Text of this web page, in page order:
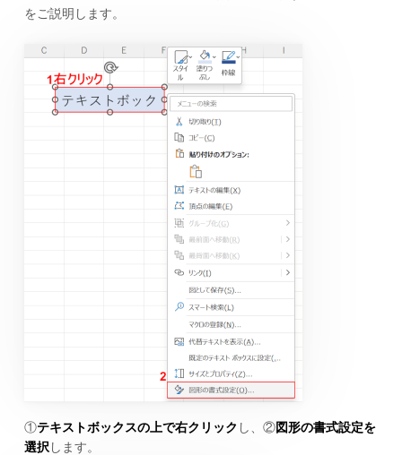
をご説明します。
①テキストボックスの上で右クリック し、②図形の書式設定を
選択します。